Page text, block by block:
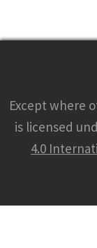
Except where
is licensed
4.0